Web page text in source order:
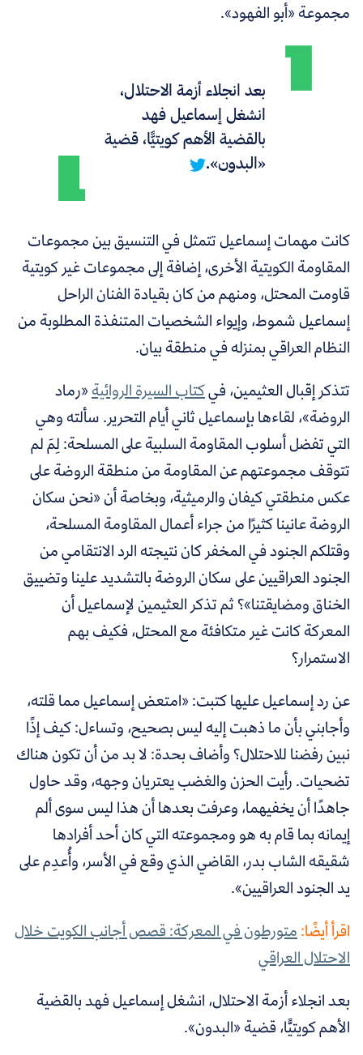
مجموعة «أبو الفهود».
بعد انجلاء أزمة الاحتلال،
انشغل إسماعيل فهد
بالقضية الأهم كويتيًّا، قضية
«البدون».
كانت مهمات إسماعيل تتمثل في التنسيق بين مجموعات
المقاومة الكويتية الأخرى، إضافة إلى مجموعات غير كويتية
قاومت المحتل، ومنهم من كان بقيادة الفنان الراحل
إسماعيل شموط، وإيواء الشخصيات المتنفذة المطلوبة من
النظام العراقي بمنزله في منطقة بيان.
تتذكر إقبال العثيمين، فيكتاب السيرة الروائية«رماد
الروضة»، لقاءها بإسماعيل ثاني أيام التحرير. سألته وهي
التي تفضل أسلوب المقاومة السلبية على المسلحة: لِمَ لم
تتوقف مجموعتهم عن المقاومة من منطقة الروضة على
عكس منطقتي كيفان والرميثية، وبخاصة أن «نحن سكان
الروضة عانينا كثيرًا من جراء أعمال المقاومة المسلحة،
وقتلكم الجنود في المخفر كان نتيجته الرد الانتقامي من
الجنود العراقيين على سكان الروضة بالتشديد علينا وتضييق
الخناق ومضايقتنا»؟ ثم تذكر العثيمين لإسماعيل أن
المعركة كانت غير متكافئة مع المحتل، فكيف بهم
الاستمرار؟
عن رد إسماعيل عليها كتبت: «امتعض إسماعيل مما قلته،
وأجابني بأن ما ذهبت إليه ليس بصحيح، وتساءل: كيف إذًا
نبين رفضنا للاحتلال؟ وأضاف بحدة: لا بد من أن تكون هناك
تضحيات. رأيت الحزن والغضب يعتريان وجهه، وقد حاول
جاهدًا أن يخفيهما، وعرفت بعدها أن هذا ليس سوى ألم
إيمانه بما قام به هو ومجموعته التي كان أحد أفرادها
شقيقه الشاب بدر، القاضي الذي وقع في الأسر، وأُعدِم على
يد الجنود العراقيين».
اقرأ أيضًا:متورطون في المعركة: قصص أجانب الكويت خلال
الاحتلال العراقي
بعد انجلاء أزمة الاحتلال، انشغل إسماعيل فهد بالقضية
الأهم كويتيًّا، قضية «البدون».